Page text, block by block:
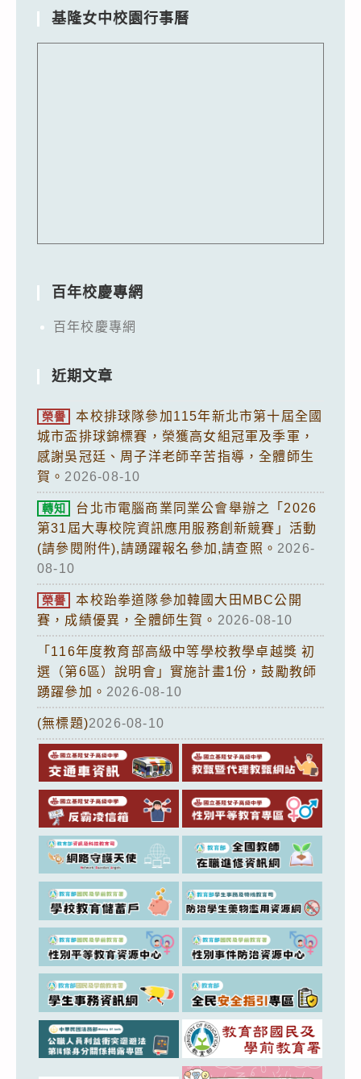
基隆女中校園行事曆
百年校慶專網
百年校慶專網
近期文章
榮譽
本校排球隊參加115年新北市第十屆全國
城市盃排球錦標賽，榮獲高女組冠軍及季軍，
感謝吳冠廷、周子洋老師辛苦指導，全體師生
賀。 2026-08-10
轉知
台北市電腦商業同業公會舉辦之「2026
第31屆大專校院資訊應用服務創新競賽」活動
(請參閱附件),請踴躍報名參加,請查照。 2026-
08-10
榮譽
本校跆拳道隊參加韓國大田MBC公開
賽，成績優異，全體師生賀。 2026-08-10
「116年度教育部高級中等學校教學卓越獎 初
選（第6區）說明會」實施計畫1份，鼓勵教師
踴躍參加。 2026-08-10
(無標題)2026-08-10